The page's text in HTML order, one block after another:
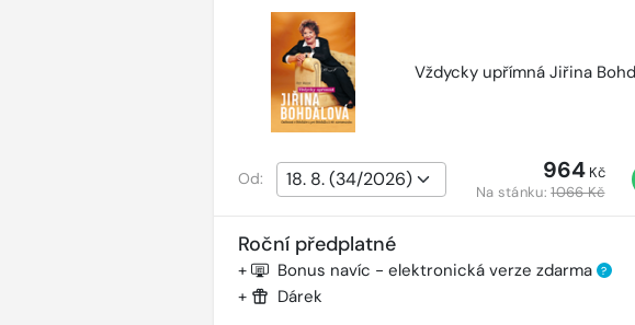
Vždycky upřímná Jiřina
Od: 964Kč
Na stánku:1066 Kč
Roční předplatné
+ Bonus navíc - elektronická verze zdarma ?
+ Dárek